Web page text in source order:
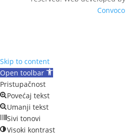
Convoco
Skip to content
Open toolbar
Pristupačnost
Povećaj tekst
Umanji tekst
Sivi tonovi
Visoki kontrast